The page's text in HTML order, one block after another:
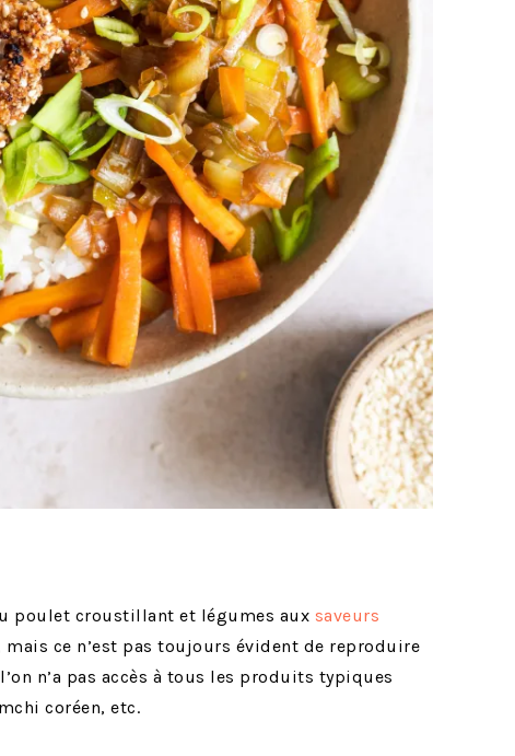
poulet croustillant et légumes aux saveurs
mais ce n’est pas toujours évident de reproduire
n’a pas accès à tous les produits typiques
coréen, etc.